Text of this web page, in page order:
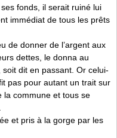
fonds, il serait ruiné lui
immédiat de tous les prêts
de donner de l’argent aux
dettes, le donna au
dit en passant. Or celui-
pas pour autant un trait sur
la commune et tous se
et pris à la gorge par les